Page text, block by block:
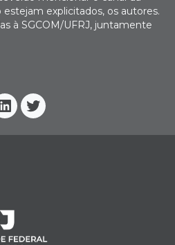
Linkedin
Twitter
estejam explicitados, os autores.
à SGCOM/UFRJ, juntamente